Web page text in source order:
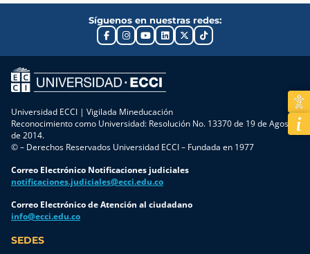
Síguenos en nuestras redes:
Universidad ECCI | Vigilada Mineducación
Reconocimiento como Universidad: Resolución No. 13370 de 19 de Agosto
de 2014.
© – Derechos Reservados Universidad ECCI – Fundada en 1977
Correo Electrónico Notificaciones judiciales
notificaciones.judiciales@ecci.edu.co
Correo Electrónico de Atención al ciudadano
info@ecci.edu.co
SEDES